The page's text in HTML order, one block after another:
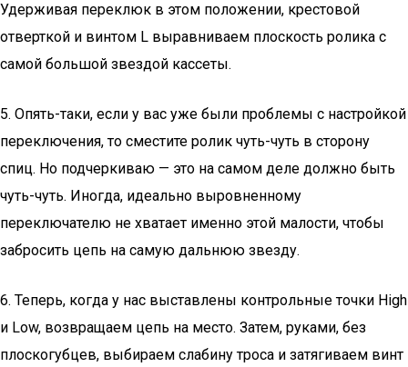
Удерживая переклюк в этом положении, крестовой
отверткой и винтом L выравниваем плоскость ролика с
самой большой звездой кассеты.
5. Опять-таки, если у вас уже были проблемы с настройкой
переключения, то сместите ролик чуть-чуть в сторону
спиц. Но подчеркиваю — это на самом деле должно быть
чуть-чуть. Иногда, идеально выровненному
переключателю не хватает именно этой малости, чтобы
забросить цепь на самую дальнюю звезду.
6. Теперь, когда у нас выставлены контрольные точки High
и Low, возвращаем цепь на место. Затем, руками, без
плоскогубцев, выбираем слабину троса и затягиваем винт